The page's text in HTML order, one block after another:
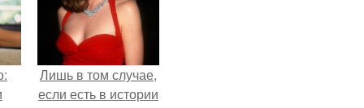
Лишь в том случае,
если есть в истории